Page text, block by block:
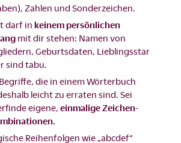
Zahlen und Sonderzeichen.
darf in keinem persönlichen
mit dir stehen: Namen von
Geburtsdaten, Lieblingsstar
sind tabu.
die in einem Wörterbuch
leicht zu erraten sind. Sei
eigene, einmalige Zeichen-
Reihenfolgen wie „abcdef“